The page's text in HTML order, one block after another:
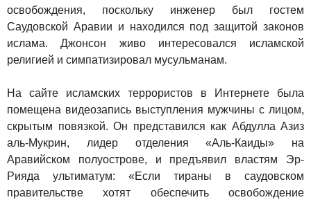
освобождения, поскольку инженер был гостем
Саудовской Аравии и находился под защитой законов
ислама. Джонсон живо интересовался исламской
религией и симпатизировал мусульманам.
На сайте исламских террористов в Интернете была
помещена видеозапись выступления мужчины с лицом,
скрытым повязкой. Он представился как Абдулла Азиз
аль-Мукрин, лидер отделения «Аль-Каиды» на
Аравийском полуострове, и предъявил властям Эр-
Рияда ультиматум: «Если тираны в саудовском
правительстве хотят обеспечить освобождение